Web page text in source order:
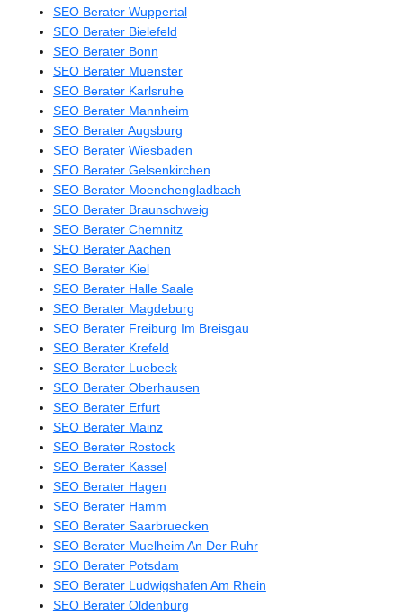
SEO Berater Wuppertal
SEO Berater Bielefeld
SEO Berater Bonn
SEO Berater Muenster
SEO Berater Karlsruhe
SEO Berater Mannheim
SEO Berater Augsburg
SEO Berater Wiesbaden
SEO Berater Gelsenkirchen
SEO Berater Moenchengladbach
SEO Berater Braunschweig
SEO Berater Chemnitz
SEO Berater Aachen
SEO Berater Kiel
SEO Berater Halle Saale
SEO Berater Magdeburg
SEO Berater Freiburg Im Breisgau
SEO Berater Krefeld
SEO Berater Luebeck
SEO Berater Oberhausen
SEO Berater Erfurt
SEO Berater Mainz
SEO Berater Rostock
SEO Berater Kassel
SEO Berater Hagen
SEO Berater Hamm
SEO Berater Saarbruecken
SEO Berater Muelheim An Der Ruhr
SEO Berater Potsdam
SEO Berater Ludwigshafen Am Rhein
SEO Berater Oldenburg